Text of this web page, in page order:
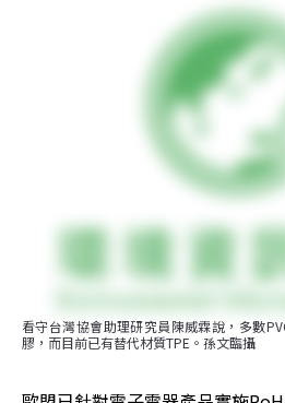
看守台灣協會助理研究員陳威霖說，多數
膠，而目前已有替代材質TPE。孫文臨攝